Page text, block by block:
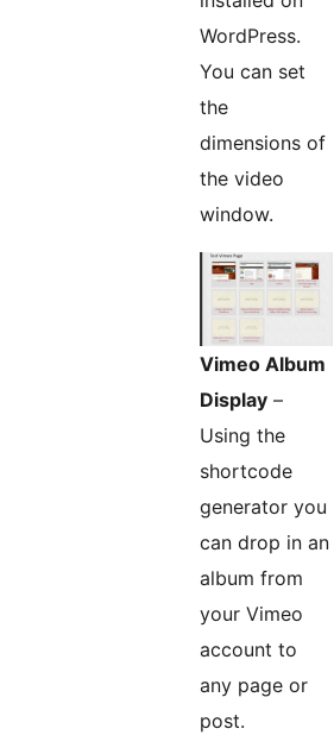
WordPress.
You can set
the
dimensions of
the video
window.
Vimeo Album
Display –
Using the
shortcode
generator you
can drop in an
album from
your Vimeo
account to
any page or
post.